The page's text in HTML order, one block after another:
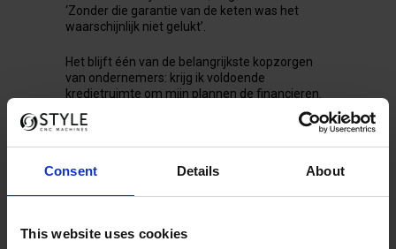
Consent Details About
This website uses cookies
‘Zonder die garantie van de keten was het
waarschijnlijk niet gelukt’.
Het blijft één van de belangrijkste kopzorgen
van ondernemers: krijg ik voldoende
kredietruimte om mijn plannen de financieren.
apparatuur, kan erover meepraten. Het is op
de wereld die aan klanten zoals